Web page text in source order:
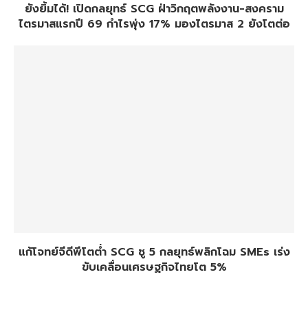
ยังยิ้มได้! เปิดกลยุทธ์ SCG ฝ่าวิกฤตพลังงาน-สงคราม
ไตรมาสแรกปี 69 กำไรพุ่ง 17% มองไตรมาส 2 ยังโตต่อ
แก้โจทย์จีดีพีโตต่ำ SCG ชู 5 กลยุทธ์พลิกโฉม SMEs เร่ง
ขับเคลื่อนเศรษฐกิจไทยโต 5%